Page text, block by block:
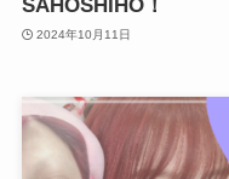
SAHOSHIHO！
2024年10月11日